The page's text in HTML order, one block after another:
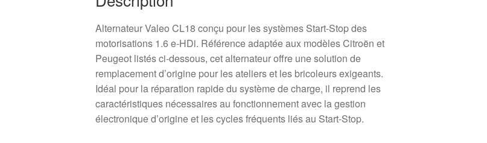
Alternateur Valeo CL18 conçu pour les systèmes Start-Stop des
motorisations 1.6 e-HDi. Référence adaptée aux modèles Citroën et
Peugeot listés ci‑dessous, cet alternateur offre une solution de
remplacement d’origine pour les ateliers et les bricoleurs exigeants.
Idéal pour la réparation rapide du système de charge, il reprend les
caractéristiques nécessaires au fonctionnement avec la gestion
électronique d’origine et les cycles fréquents liés au Start-Stop.